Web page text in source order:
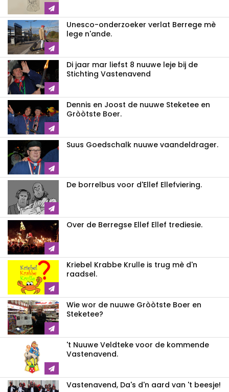
Unesco-onderzoeker verlat Berrege mè
lege n'ande.
Di jaar mar liefst 8 nuuwe leje bij de
Stichting Vastenavend
Dennis en Joost de nuuwe Steketee en
Gròòtste Boer.
Suus Goedschalk nuuwe vaandeldrager.
De borrelbus voor d'Ellef Ellefviering.
Over de Berregse Ellef Ellef trediesie.
Kriebel Krabbe Krulle is trug mè d'n
raadsel.
Wie wor de nuuwe Gròòtste Boer en
Steketee?
't Nuuwe Veldteke voor de kommende
Vastenavend.
Vastenavend, Da's d'n aard van 't beesje!